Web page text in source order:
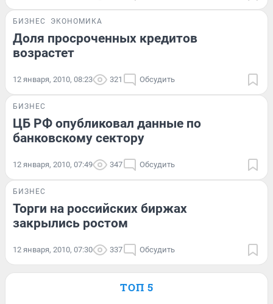
БИЗНЕС ЭКОНОМИКА
Доля просроченных кредитов
возрастет
12 января, 2010, 08:23 321 Обсудить
БИЗНЕС
ЦБ РФ опубликовал данные по
банковскому сектору
12 января, 2010, 07:49 347 Обсудить
БИЗНЕС
Торги на российских биржах
закрылись ростом
12 января, 2010, 07:30 337 Обсудить
ТОП 5